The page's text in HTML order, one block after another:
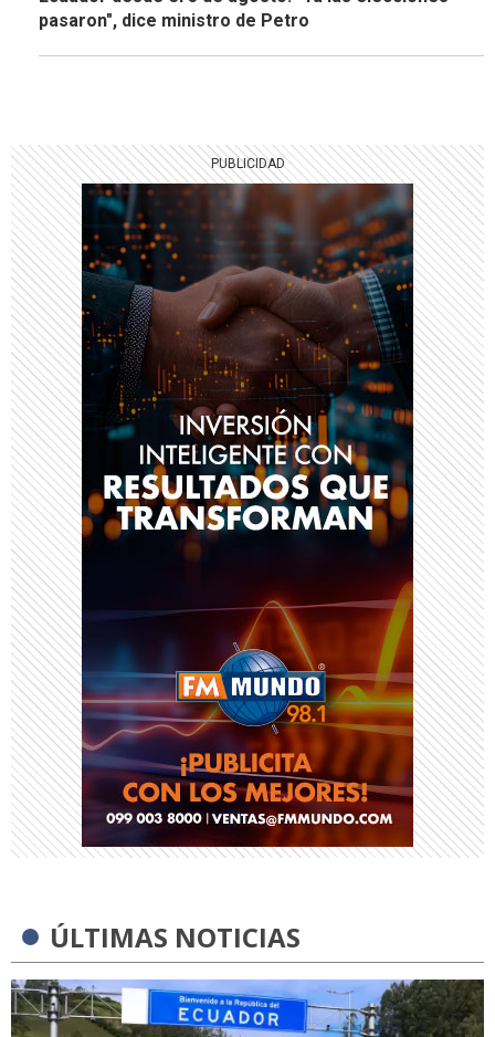
pasaron", dice ministro de Petro
ÚLTIMAS NOTICIAS